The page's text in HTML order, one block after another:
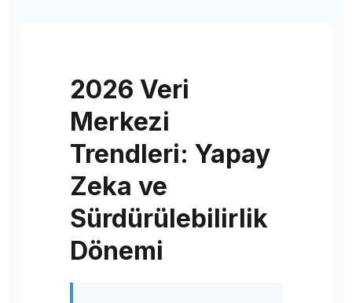
2026 Veri
Merkezi
Trendleri: Yapay
Zeka ve
Sürdürülebilirlik
Dönemi